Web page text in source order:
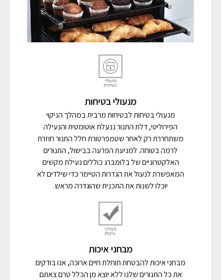
מנעולי בטיחות
מנעולי בטיחות לבטיחות מרבית במהלך הניקוי
הפירוליטי, דלת התנור ננעלת אוטומטית והנעילה
משתחררת רק לאחר שטמפרטורת חלל התנור חוזרת
לרמה בטוחה. למניעת הפרעה בבישול, התנורים
האלקטרוניים של בלומברג כוללים נעילת מקשים
המאפשרת לנעול את הגדרות הטיימר כדי שילדים לא
יוכלו לשנות את התכנית שהוגדרה מראש.
מבחני איכות
מבחני איכות להבטחת תוחלת חיים ארוכה, אנו בודקים
את כל התנורים שלנו ללא יוצא מן הכלל טרם צאתם